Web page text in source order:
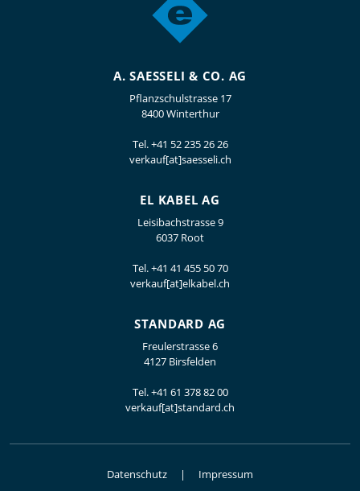
A. SAESSELI & CO. AG
Pflanzschulstrasse 17
8400 Winterthur
Tel.+41 52 235 26 26
verkauf[at]saesseli.ch
EL KABEL AG
Leisibachstrasse 9
6037 Root
Tel.+41 41 455 50 70
verkauf[at]elkabel.ch
STANDARD AG
Freulerstrasse 6
4127 Birsfelden
Tel.+41 61 378 82 00
verkauf[at]standard.ch
Datenschutz Impressum